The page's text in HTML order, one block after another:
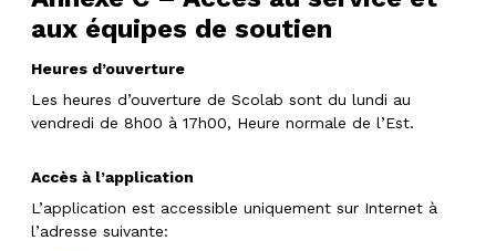
aux équipes de soutien
Heures d’ouverture
Les heures d’ouverture de Scolab sont du lundi au
vendredi de 8h00 à 17h00, Heure normale de l’Est.
Accès à l’application
L’application est accessible uniquement sur Internet à
l’adresse suivante: